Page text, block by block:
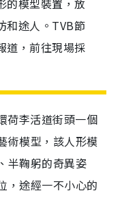
的模型裝置，放
和途人。TVB節
道，前往現場採
荷李活道街頭一個
術模型，該人形模
半鞠躬的奇異姿
，途經一不小心的